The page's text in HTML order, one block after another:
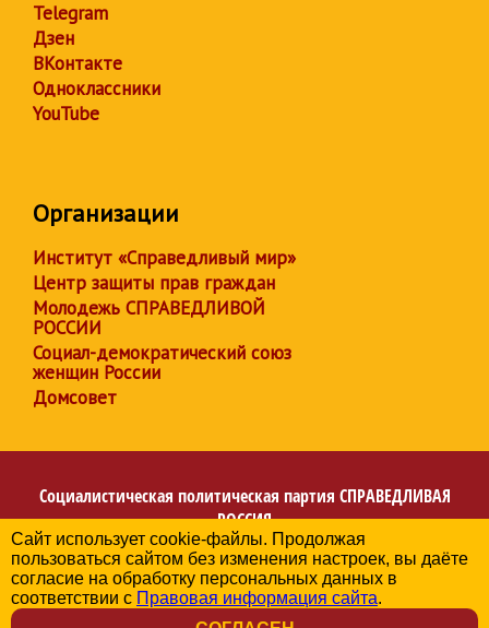
Telegram
Дзен
ВКонтакте
Одноклассники
YouTube
Организации
Институт «Справедливый мир»
Центр защиты прав граждан
Молодежь СПРАВЕДЛИВОЙ
РОССИИ
Социал-демократический союз
женщин России
Домсовет
Социалистическая политическая партия СПРАВЕДЛИВАЯ
РОССИЯ
Региональное отделение партии в Архангельской
области
© 2006-2026
Политика в отношении обработки персональных данных
Сайт использует cookie-файлы. Продолжая
пользоваться сайтом без изменения настроек, вы даёте
согласие на обработку персональных данных в
соответствии с Правовая информация сайта.